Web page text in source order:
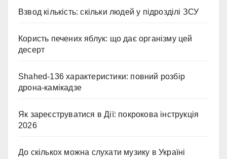
Взвод кількість: скільки людей у підрозділі ЗСУ
Користь печених яблук: що дає організму цей
десерт
Shahed-136 характеристики: повний розбір
дрона-камікадзе
Як зареєструватися в Дії: покрокова інструкція
2026
До скількох можна слухати музику в Україні